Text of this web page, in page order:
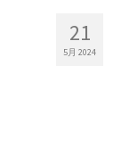
21
5月 2024